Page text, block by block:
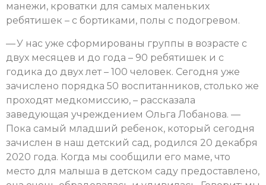
манежи, кроватки для самых маленьких
ребятишек – с бортиками, полы с подогревом.
— У нас уже сформированы группы в возрасте с
двух месяцев и до года – 90 ребятишек и с
годика до двух лет – 100 человек. Сегодня уже
зачислено порядка 50 воспитанников, столько же
проходят медкомиссию, – рассказала
заведующая учреждением Ольга Лобанова. —
Пока самый младший ребенок, который сегодня
зачислен в наш детский сад, родился 20 декабря
2020 года. Когда мы сообщили его маме, что
место для малыша в детском саду предоставлено,